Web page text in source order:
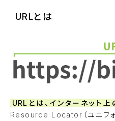
URLとは
URLとは、インターネット上
Resource Locator（ユニフォ